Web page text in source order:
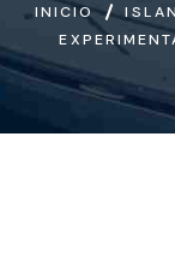
INICIO